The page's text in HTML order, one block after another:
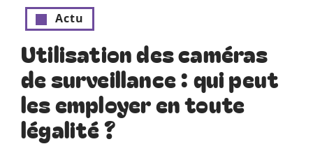
Actu
Utilisation des caméras
de surveillance : qui peut
les employer en toute
légalité ?